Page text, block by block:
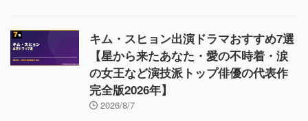
キム・スヒョン出演ドラマおすすめ7選
【星から来たあなた・愛の不時着・涙
の女王など演技派トップ俳優の代表作
完全版2026年】
2026/8/7